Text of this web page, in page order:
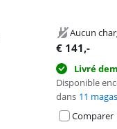
Aucun
€ 141,-
Livré
Disponible
dans 11
Comparer